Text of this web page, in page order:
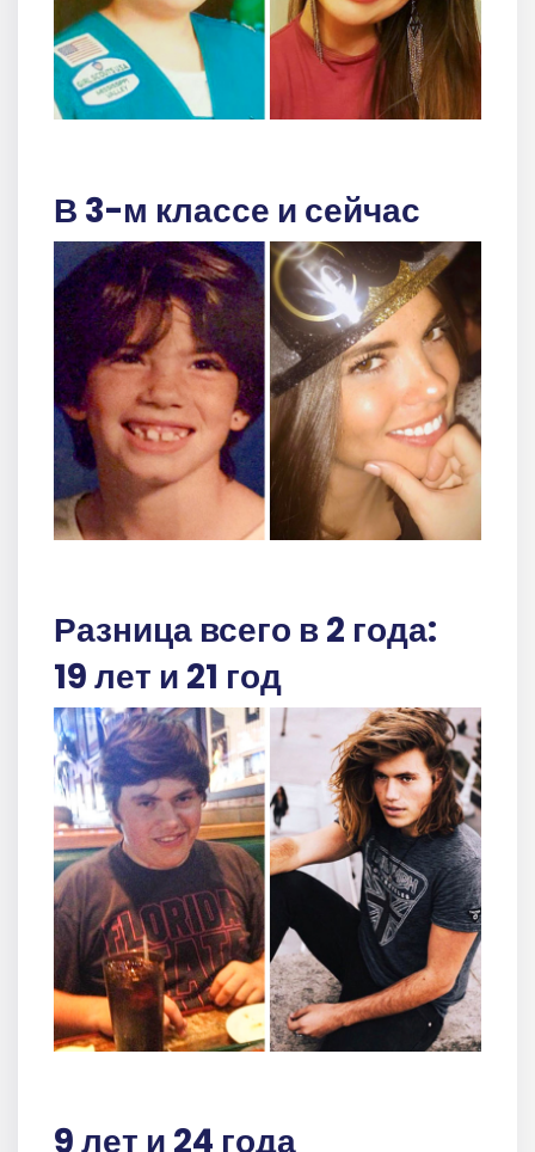
В 3-м классе и сейчас
Разница всего в 2 года:
19 лет и 21 год
9 лет и 24 года